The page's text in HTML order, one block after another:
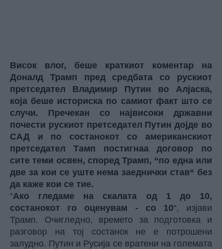
Висок влог, беше краткиот коментар на
Доналд Трамп пред средбата со рускиот
претседател Владимир Путин во Алјаска,
која беше историска по самиот факт што се
случи. Пречекан со највисоки државни
почести рускиот претседател Путин дојде во
САД и по состанокот со американскиот
претседател Тамп постигнаа договор по
сите теми освен, според Трамп, “по една или
две за кои се уште нема заеднички став“ без
да каже кои се тие.
“Ако гледаме на скалата од 1 до 10,
состанокот го оценувам - со 10“, изјави
Трамп. Очигледно, времето за подготовка и
разговор на тој состанок не е потрошени
залудно. Путин и Русија се вратени на големата